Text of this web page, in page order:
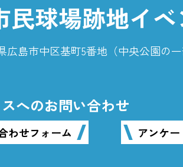
民球場跡地イ
広島市中区基町5番地（中央公園の一
へのお問い合わせ
わせフォーム アンケ